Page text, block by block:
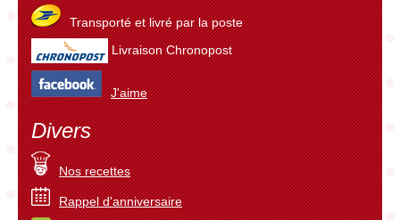
Transporté et livré par la poste
Livraison Chronopost
J'aime
Divers
Nos recettes
Rappel d'anniversaire